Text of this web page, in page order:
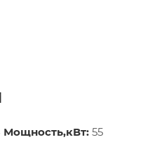
Мощность,кВт: 55